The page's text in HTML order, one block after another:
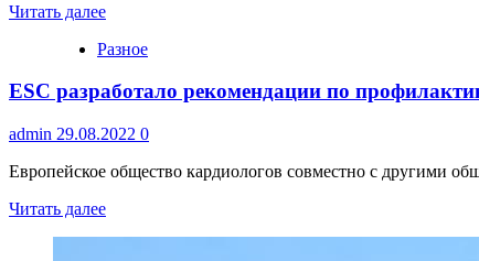
Читать далее
Разное
ESC разработало рекомендации по
admin 29.08.2022 0
Европейское общество кардиологов совместно с другими
Читать далее